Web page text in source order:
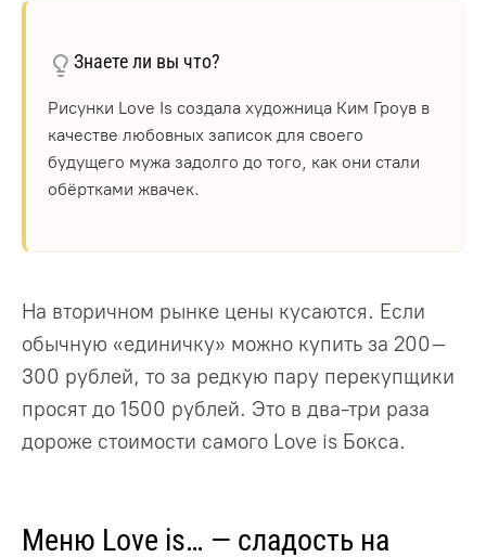
Знаете ли вы что?
Рисунки Love Is создала художница Ким Гроув в
качестве любовных записок для своего
будущего мужа задолго до того, как они стали
обёртками жвачек.
На вторичном рынке цены кусаются. Если
обычную «единичку» можно купить за 200–
300 рублей, то за редкую пару перекупщики
просят до 1500 рублей. Это в два-три раза
дороже стоимости самого Love is Бокса.
Меню Love is… — сладость на